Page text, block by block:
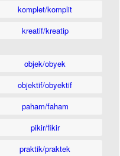
komplet/komplit
kreatif/kreatip
objek/obyek
objektif/obyektif
paham/faham
pikir/fikir
praktik/praktek